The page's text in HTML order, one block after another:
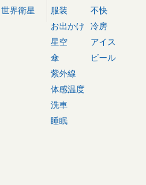
世界衛星
服装
お出かけ
星空
傘
紫外線
体感温度
洗車
睡眠
不快
冷房
アイス
ビール